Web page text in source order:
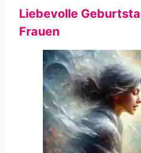
Liebevolle
Frauen